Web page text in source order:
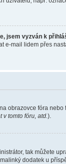
jsem vyzván k
e-mail lidem přes
obrazovce fóra
v tomto fóru, atd.).
tak můžete
dodatek u